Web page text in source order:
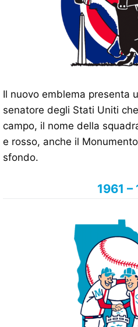
Il nuovo emblema presenta
senatore degli Stati Uniti
campo, il nome della
e rosso, anche il
sfondo.
1961 –